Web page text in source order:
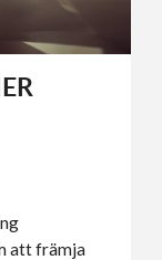
att främja